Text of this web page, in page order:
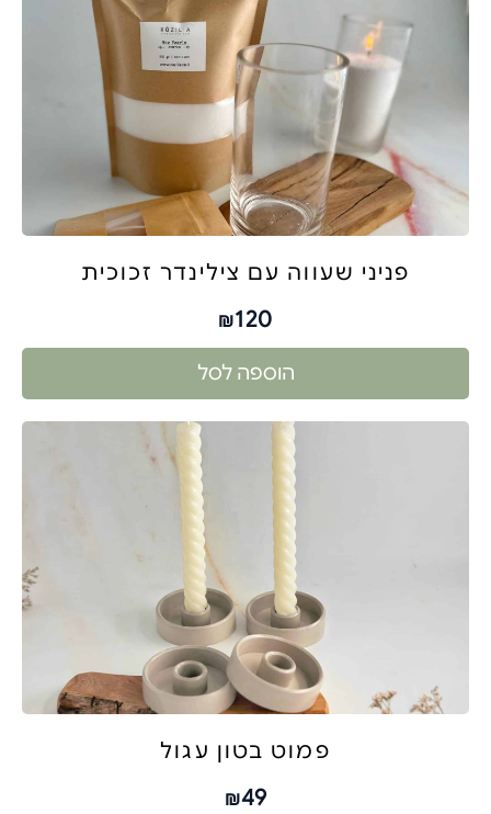
פניני שעווה עם צילינדר זכוכית
₪120
הוספה לסל
פמוט בטון עגול
₪49